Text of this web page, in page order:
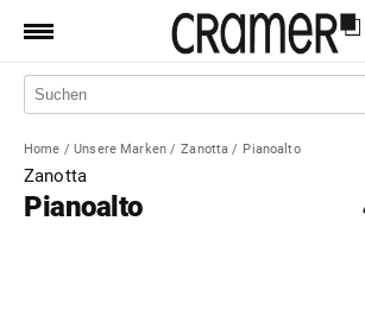
Produkte
Manufaktur
Aktionen
Home / Unsere Marken / Zanotta / Pianoalto
Zanotta
Pianoalto